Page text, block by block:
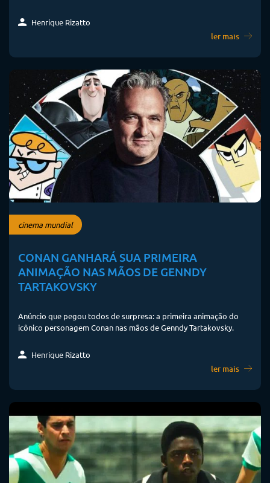
Henrique Rizatto
ler mais
cinema mundial
CONAN GANHARÁ SUA PRIMEIRA
ANIMAÇÃO NAS MÃOS DE GENNDY
TARTAKOVSKY
Anúncio que pegou todos de surpresa: a primeira animação do
icônico personagem Conan nas mãos de Genndy Tartakovsky.
Henrique Rizatto
ler mais